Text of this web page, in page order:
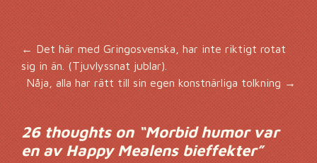
Inläggsnavigering
←Det här med Gringosvenska, har inte riktigt rotat
sig in än. (Tjuvlyssnat jublar).
Nåja, alla har rätt till sin egen konstnärliga tolkning →
26 thoughts on “Morbid humor var
en av Happy Mealens bieffekter”